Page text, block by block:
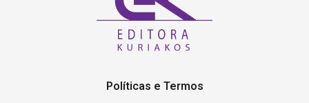
Políticas e Termos